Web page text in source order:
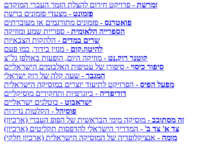
זמרשת - פרויקט חירום להצלת הזמר העברי המוקדם
פזמונט - מצעדי פזמונים ברשת
פואטרנס - פזמונים מתורגמים או מעוברתים
הספרייה הלאומית - ספריית שמע ומוזיקה
שרים במדים - הלהקות הצבאיות
להיטון.קום - מגזין בידור, כמו פעם
קוטנר רוק.נט - מוזיקה היום, הופעות באולפן גל"צ
סיפור כיסוי - סיפורן של עטיפות האלבומים הישראליים
המגבר - שעה קלה של רוק ישראלי
מפעל הפיס - הפרויקט לתיעוד יוצרים במוסיקה הישראלית
דודיפדיה - ביוגרפיות ותחקירים מוסיקליים
ישראבוט - בוטלגים ישראליים
פוסיהל - הקלטות נדירות
זה מסתובב - מוסיקה מימי הבראשית של הפופ העברי (ארכיון)
צד א' צד ב' - המדריך הישראלי להדפסות תקליטים (ארכיון)
מומה - אנציקלופדיה של המוסיקה הישראלית (ארכיון חלקי)